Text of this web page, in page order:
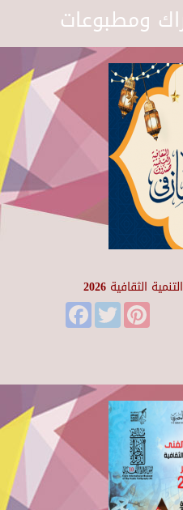
ومطبوعات
الثقافية 2026
FacebookTwitter